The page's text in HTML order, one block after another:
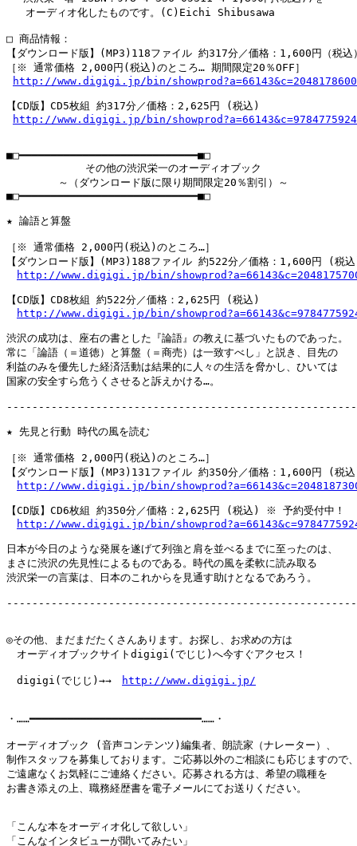
   オーディオ化したものです。(C)Eichi Shibusawa
□ 商品情報：
【ダウンロード版】(MP3)118ファイル 約317分／価格：1,600円（税込）
［※ 通常価格 2,000円(税込)のところ… 期間限定20％OFF］
http://www.digigi.jp/bin/
【CD版】CD5枚組 約317分／価格：2,625円 (税込)
http://www.digigi.jp/bin/
■□━━━━━━━━━━━━━━━━━━━━━━━━━━━━■□
その他の渋沢栄一のオーディオブック
～（ダウンロード版に限り期間限定20％割引）～
■□━━━━━━━━━━━━━━━━━━━━━━━━━━━━■□
★ 論語と算盤
［※ 通常価格 2,000円(税込)のところ…］
【ダウンロード版】(MP3)188ファイル 約522分／価格：1,600円 (税
http://www.digigi.jp/bin/
【CD版】CD8枚組 約522分／価格：2,625円 (税込)
http://www.digigi.jp/bin/
渋沢の成功は、座右の書とした『論語』の教えに基づいたものであった。
常に「論語（＝道徳）と算盤（＝商売）は一致すべし」と説き、目先の
利益のみを優先した経済活動は結果的に人々の生活を脅かし、ひいては
国家の安全すら危うくさせると訴えかける…。
★ 先見と行動 時代の風を読む
［※ 通常価格 2,000円(税込)のところ…］
【ダウンロード版】(MP3)131ファイル 約350分／価格：1,600円 (税
http://www.digigi.jp/bin/
【CD版】CD6枚組 約350分／価格：2,625円 (税込) ※ 予約受付中！
http://www.digigi.jp/bin/
日本が今日のような発展を遂げて列強と肩を並べるまでに至ったのは、
まさに渋沢の先見性によるものである。時代の風を柔軟に読み取る
渋沢栄一の言葉は、日本のこれからを見通す助けとなるであろう。
◎その他、まだまだたくさんあります。お探し、お求めの方は
オーディオブックサイトdigigi(でじじ)へ今すぐアクセス！
digigi(でじじ)→→ http://www.digigi.jp/
・……━━━━━━━━━━━━━━━━━━━━━━━━━━━……・
オーディオブック (音声コンテンツ)編集者、朗読家（ナレーター）、
制作スタッフを募集しております。ご応募以外のご相談にも応じますので、
ご遠慮なくお気軽にご連絡ください。応募される方は、希望の職種を
お書き添えの上、職務経歴書を電子メールにてお送りください。
「こんな本をオーディオ化して欲しい」
「こんなインタビューが聞いてみたい」